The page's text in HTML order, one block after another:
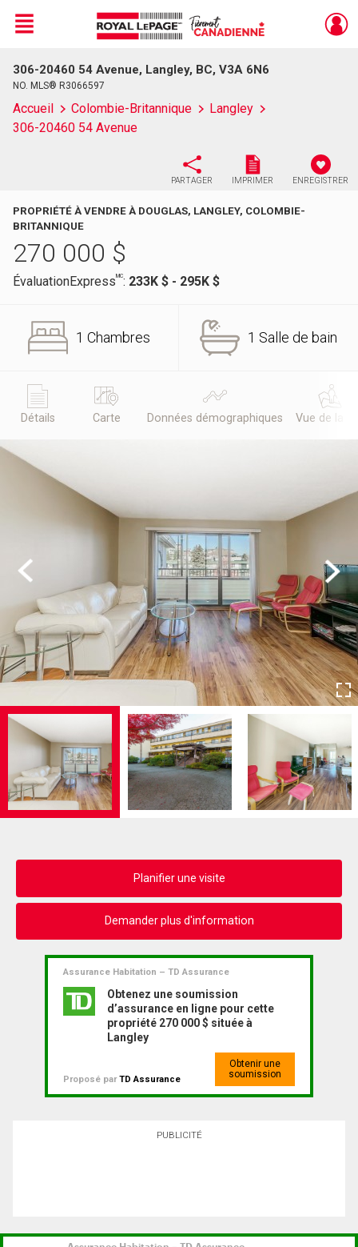
Live
En Direct
Menu
306-20460 54 Avenue, Langley, BC, V3A 6N6
NO. MLS® R3066597
Accueil Colombie-Britannique
Langley
306-20460 54 Avenue
PARTAGER IMPRIMER ENREGISTRER
PROPRIÉTÉ À VENDRE À DOUGLAS, LANGLEY, COLOMBIE-
BRITANNIQUE
270 000 $
ÉvaluationExpressMC: 233K $ - 295K $
1 Chambres 1 Salle de bain
Détails Carte Données démographiques Vue de la
Previous Next
Planifier une visite
Demander plus d'information
Assurance Habitation – TD Assurance
Obtenez une soumission
d’assurance en ligne pour cette
propriété 270 000 $ située à
Langley
Proposé parTD Assurance
Obtenir une
soumission
PUBLICITÉ